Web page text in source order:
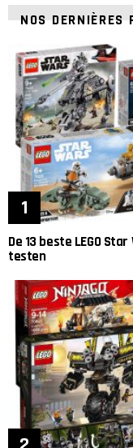
NOS DERNIÈRES
De 13 beste LEGO
testen